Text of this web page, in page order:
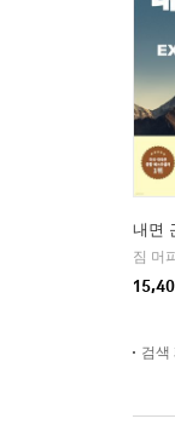
내면
짐 머
검색